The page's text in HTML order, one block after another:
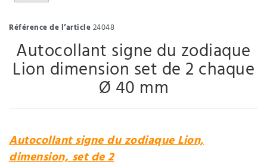
Référence de l’article24048
Autocollant signe du zodiaque
Lion dimension set de 2 chaque
Ø 40 mm
Autocollant signe du zodiaque Lion,
dimension, set de 2